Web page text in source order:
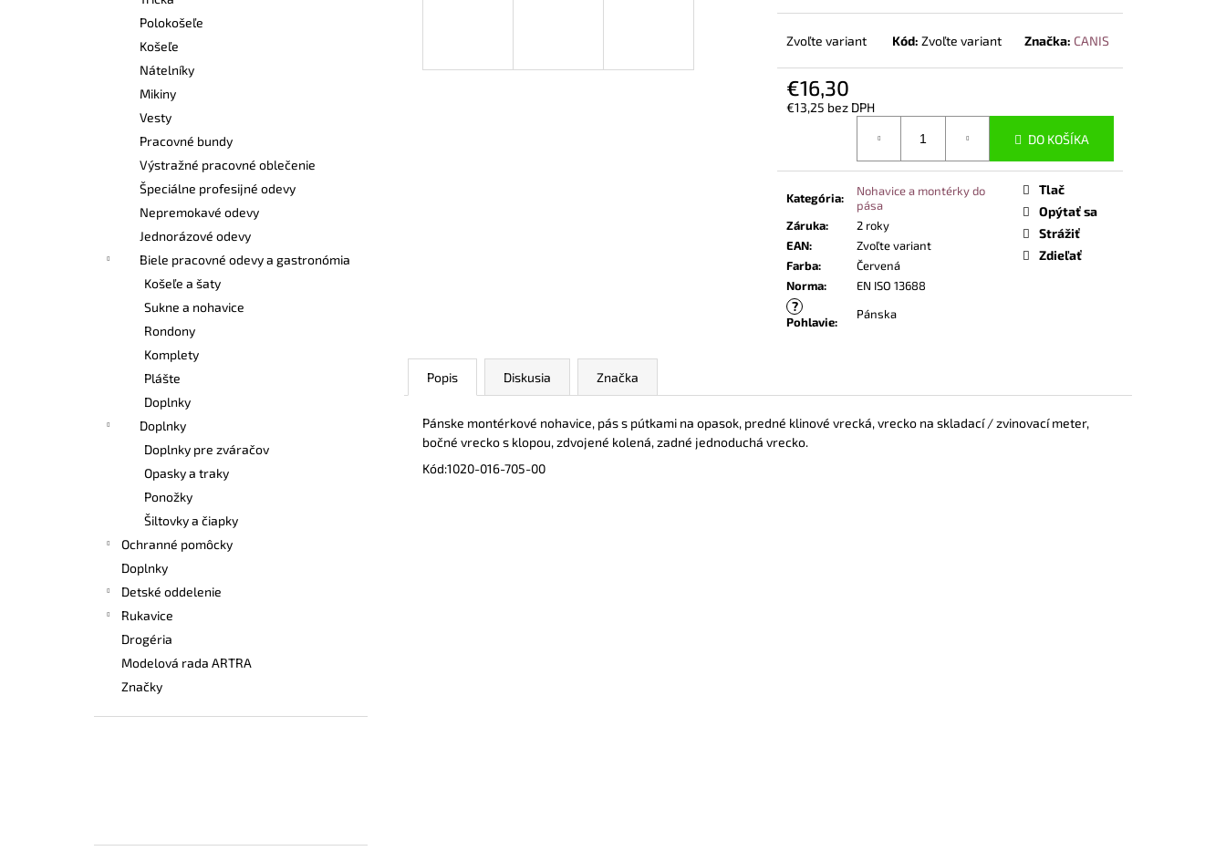
Polokošeľe
Košeľe
Nátelníky
Mikiny
Vesty
Pracovné bundy
Výstražné pracovné oblečenie
Špeciálne profesijné odevy
Nepremokavé odevy
Jednorázové odevy
Biele pracovné odevy a gastronómia
Košeľe a šaty
Sukne a nohavice
Rondony
Komplety
Plášte
Doplnky
Doplnky
Doplnky pre zváračov
Opasky a traky
Ponožky
Šiltovky a čiapky
Ochranné pomôcky
Doplnky
Detské oddelenie
Rukavice
Drogéria
Modelová rada ARTRA
Značky
Zvoľte variant Kód: Zvoľte variant Značka: CANIS
€16,30
€13,25 bez DPH
DO KOŠÍKA
Kategória:
Nohavice a montérky do
pása
Záruka:
2 roky
EAN:
Zvoľte variant
Farba:
Červená
Norma: EN ISO 13688
?
Pohlavie:
Pánska
Tlač
Opýtať sa
Strážiť
Zdieľať
Popis Diskusia Značka
Pánske montérkové nohavice, pás s pútkami na opasok, predné klinové vrecká, vrecko na skladací / zvinovací meter,
bočné vrecko s klopou, zdvojené kolená, zadné jednoduchá vrecko.
Kód:1020-016-705-00
VYSOKÁ PRACOVNÁ OBUV UVEX 2 6935
S2 SRC TREND ČIERNA
€101,50